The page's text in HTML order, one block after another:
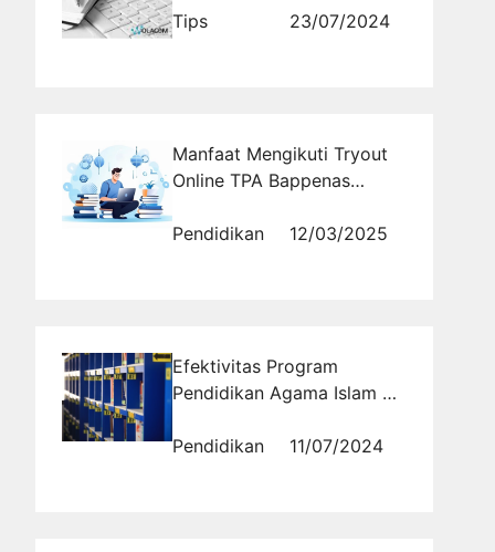
Tips
23/07/2024
Manfaat Mengikuti Tryout
Online TPA Bappenas
Pendidikan
12/03/2025
Efektivitas Program
Pendidikan Agama Islam di
Masoem
Pendidikan 11/07/2024